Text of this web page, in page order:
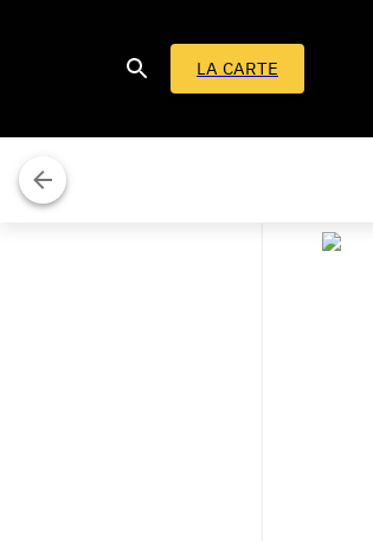
LA CARTE